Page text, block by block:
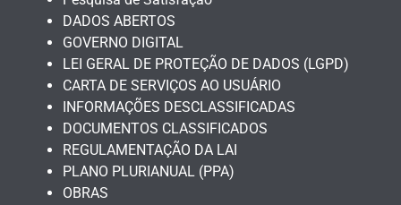
DADOS ABERTOS
GOVERNO DIGITAL
LEI GERAL DE PROTEÇÃO DE DADOS (LGPD)
CARTA DE SERVIÇOS AO USUÁRIO
INFORMAÇÕES DESCLASSIFICADAS
DOCUMENTOS CLASSIFICADOS
REGULAMENTAÇÃO DA LAI
PLANO PLURIANUAL (PPA)
OBRAS